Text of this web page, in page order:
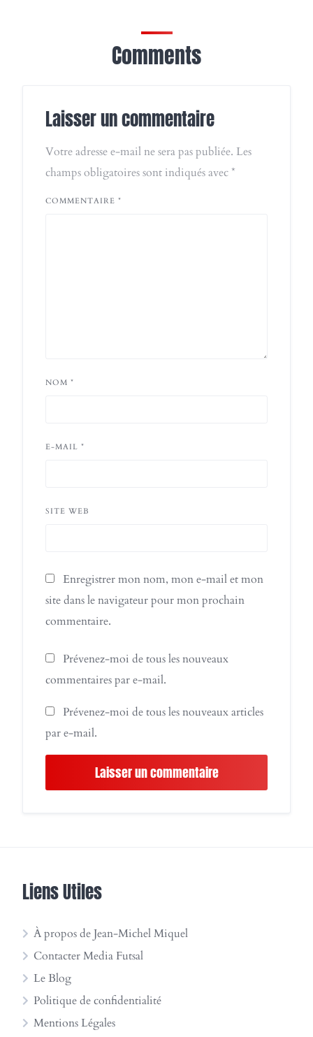
Comments
Laisser un commentaire
Votre adresse e-mail ne sera pas publiée. Les
champs obligatoires sont indiqués avec*
COMMENTAIRE *
NOM *
E-MAIL *
SITE WEB
Enregistrer mon nom, mon e-mail et mon
site dans le navigateur pour mon prochain
commentaire.
Prévenez-moi de tous les nouveaux
commentaires par e-mail.
Prévenez-moi de tous les nouveaux articles
par e-mail.
Liens Utiles
À propos de Jean-Michel Miquel
Contacter Media Futsal
Le Blog
Politique de confidentialité
Mentions Légales